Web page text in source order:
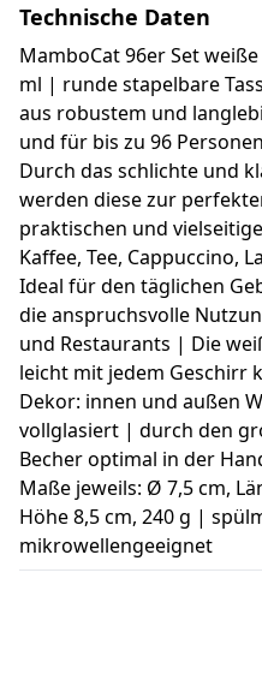
Technische Daten
MamboCat 96er Set
ml | runde stapelbare
aus robustem und
und für bis zu 96 Personen
Durch das schlichte und
werden diese zur
praktischen und
Kaffee, Tee, Cappuccino,
Ideal für den täglichen
die anspruchsvolle
und Restaurants | Die
leicht mit jedem Geschirr
Dekor: innen und außen
vollglasiert | durch den
Becher optimal in der
Maße jeweils: Ø 7,5 cm,
Höhe 8,5 cm, 240 g |
mikrowellengeeignet